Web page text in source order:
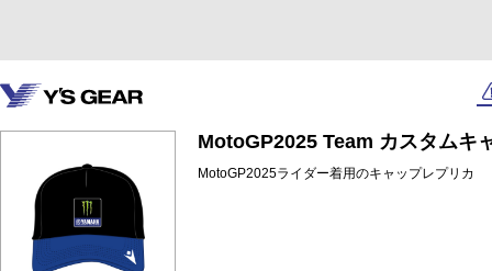
MotoGP2025 Team カスタムキ
MotoGP2025ライダー着用のキャップレプリカ